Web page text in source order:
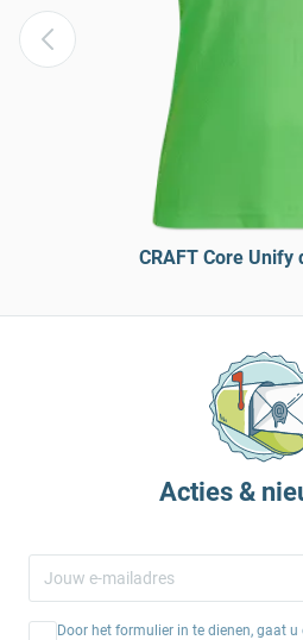
CRAFT Core Unify
Acties &
Door het formulier in te dienen, gaat